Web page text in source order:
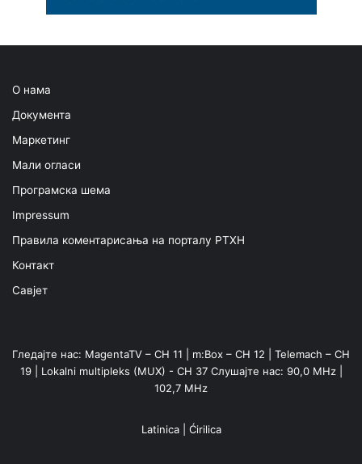
О нама
Документа
Маркетинг
Мали огласи
Програмска шема
Impressum
Правила коментарисања на порталу РТХН
Контакт
Савјет
Гледајте нас: MagentaTV – CH 11 | m:Box – CH 12 | Telemach – CH
19 | Lokalni multipleks (MUX) - CH 37 Слушајте нас: 90,0 MHz |
102,7 MHz
Latinica| Ćirilica